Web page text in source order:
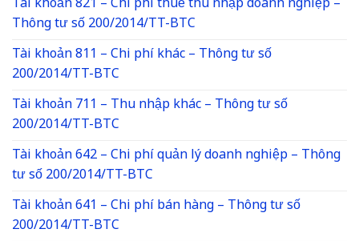
Thông tư số 200/2014/TT-BTC
Tài khoản 811 – Chi phí khác – Thông tư số
200/2014/TT-BTC
Tài khoản 711 – Thu nhập khác – Thông tư số
200/2014/TT-BTC
Tài khoản 642 – Chi phí quản lý doanh nghiệp – Thông
tư số 200/2014/TT-BTC
Tài khoản 641 – Chi phí bán hàng – Thông tư số
200/2014/TT-BTC